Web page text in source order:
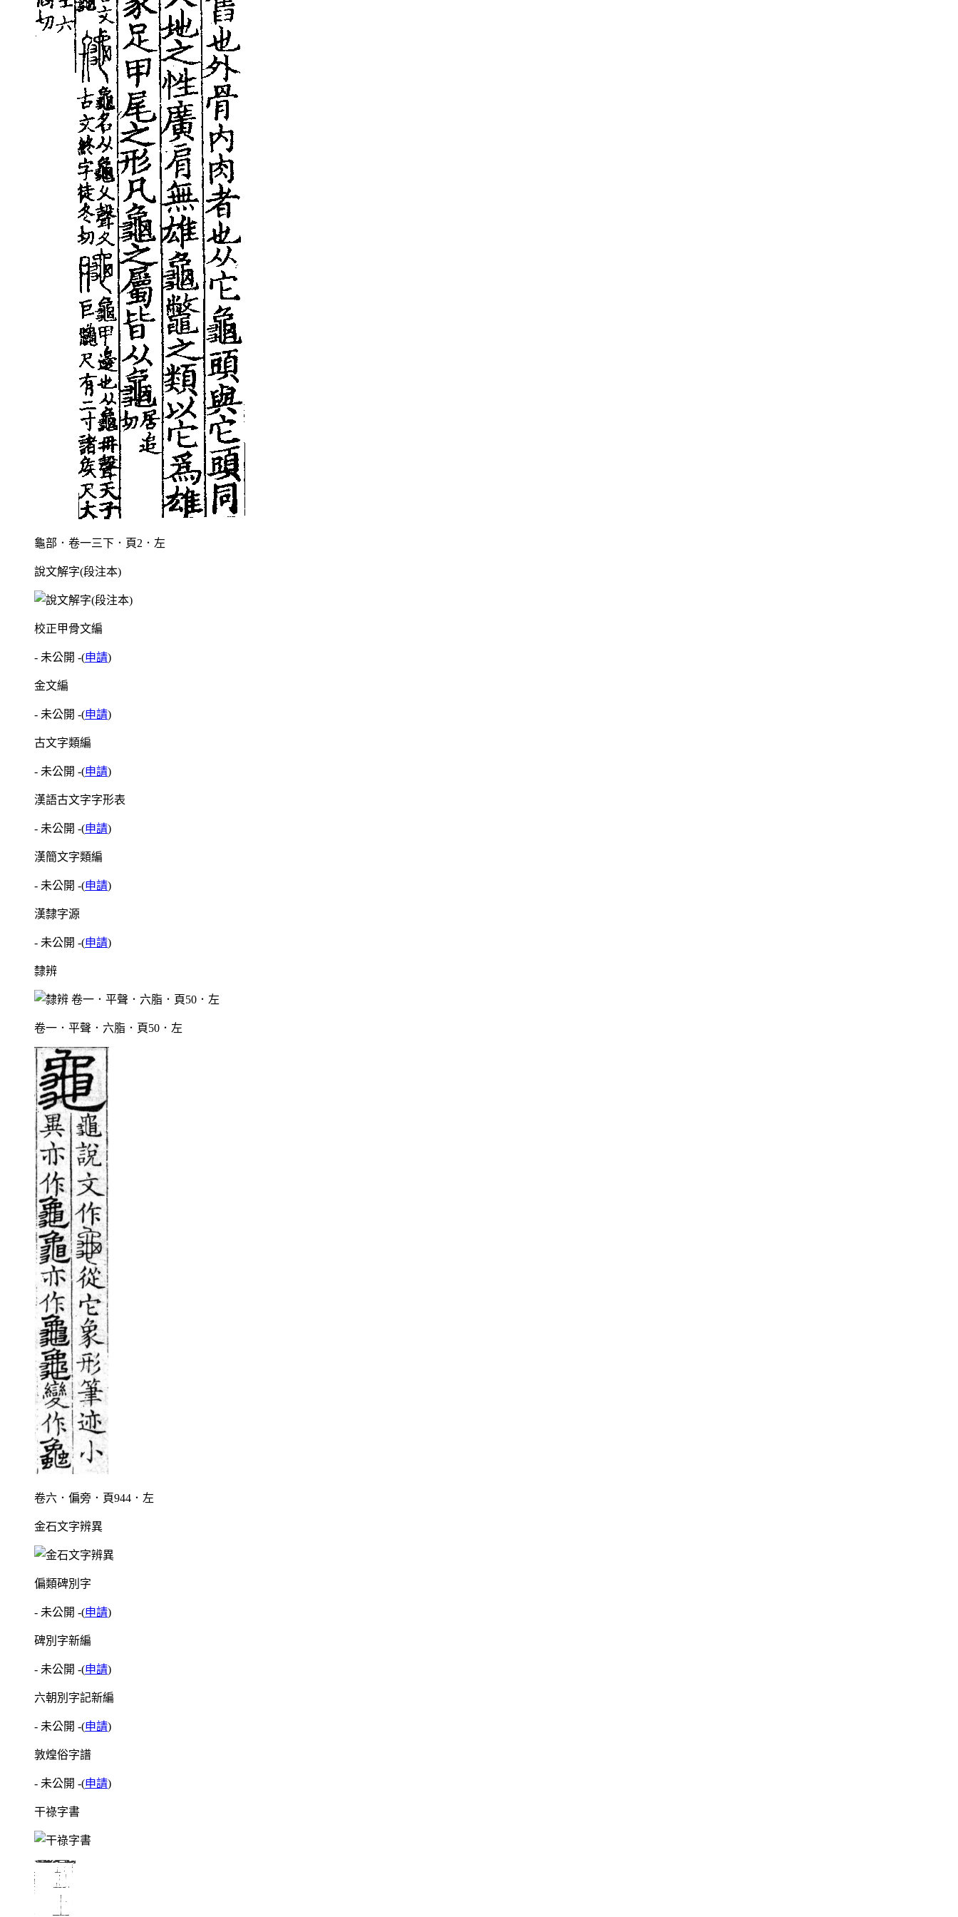
龜部．卷一三下．頁2．左
說文解字(段注本)
校正甲骨文編
- 未公開 -(申請)
金文編
- 未公開 -(申請)
古文字類編
- 未公開 -(申請)
漢語古文字字形表
- 未公開 -(申請)
漢簡文字類編
- 未公開 -(申請)
漢隸字源
- 未公開 -(申請)
隸辨
卷一．平聲．六脂．頁50．左
卷六．偏旁．頁944．左
金石文字辨異
偏類碑別字
- 未公開 -(申請)
碑別字新編
- 未公開 -(申請)
六朝別字記新編
- 未公開 -(申請)
敦煌俗字譜
- 未公開 -(申請)
干祿字書